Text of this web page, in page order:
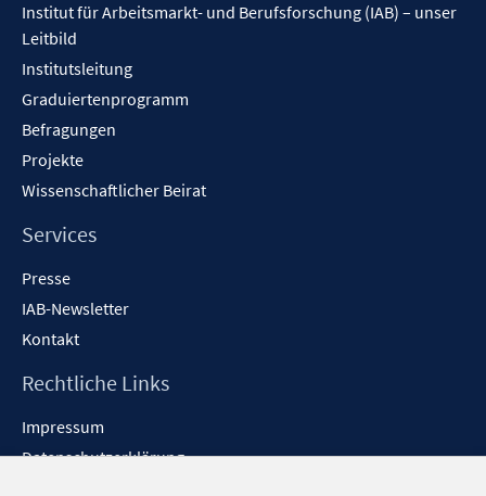
Institut für Arbeitsmarkt- und Berufsforschung (IAB) – unser
Leitbild
Institutsleitung
Graduiertenprogramm
Befragungen
Projekte
Wissenschaftlicher Beirat
Services
Presse
IAB-Newsletter
Kontakt
Rechtliche Links
Impressum
Datenschutzerklärung